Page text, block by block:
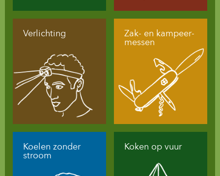
Verlichting
Zak- en kampeer-
messen
Koelen zonder
stroom
Koken op vuur